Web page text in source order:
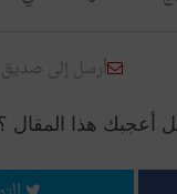
أرسل إلى صديق
أعجبك هذا